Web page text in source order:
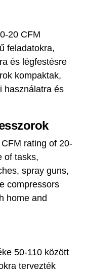
20 CFM
feladatokra,
és légfestésre
kompaktak,
használatra és
rating of 20-
of tasks,
spray guns,
compressors
home and
50-110 között
tervezték